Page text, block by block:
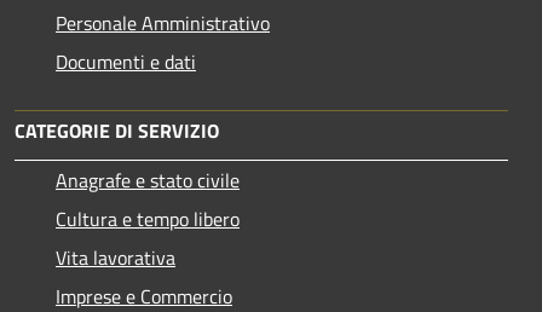
Personale Amministrativo
Documenti e dati
CATEGORIE DI SERVIZIO
Anagrafe e stato civile
Cultura e tempo libero
Vita lavorativa
Imprese e Commercio